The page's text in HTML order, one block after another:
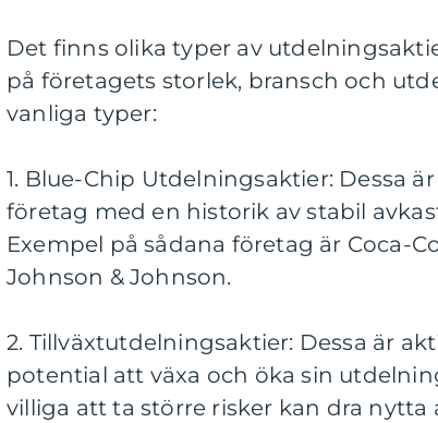
Det finns olika typer av
på företagets storlek, bransch och
vanliga typer:
1. Blue-Chip Utdelningsaktier: Dessa
företag med en historik av stabil
Exempel på sådana företag är Coca-
Johnson & Johnson.
2. Tillväxtutdelningsaktier: Dessa är
potential att växa och öka sin
villiga att ta större risker kan dra